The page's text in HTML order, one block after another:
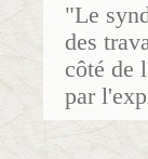
"Le
des
côté de
par